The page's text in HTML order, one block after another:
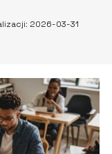
2026-03-31